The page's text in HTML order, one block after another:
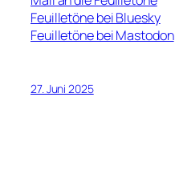
Feuilletöne bei Bluesky
Feuilletöne bei Mastodon
27. Juni 2025